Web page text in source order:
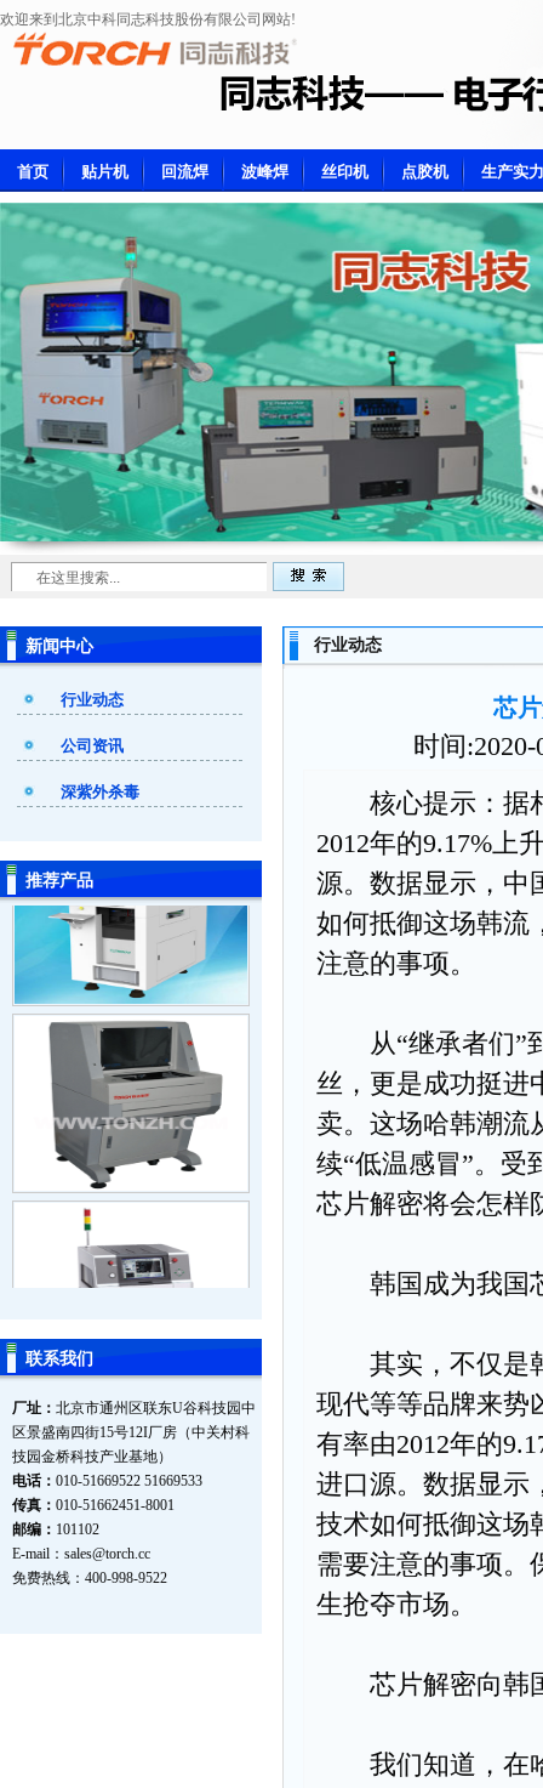
欢迎来到北京中科同志科技股份有限公司网站!
首页 贴片机 回流焊 波峰焊 丝印机 点胶机 生产实力
新闻中心
行业动态
公司资讯
深紫外杀毒
推荐产品
联系我们
厂址： 北京市通州区联东U谷科技园中
区景盛南四街15号12I厂房（中关村科
技园金桥科技产业基地）
电话： 010-51669522 51669533
传真： 010-51662451-8001
邮编： 101102
E-mail： sales@torch.cc
免费热线：400-998-9522
行业动态
芯
时间
核心提示：据相
2012年的9.17%上
源。数据显示，中
如何抵御这场韩流
注意的事项。
从“继承者们”到
丝，更是成功挺进
卖。这场哈韩潮流
续“低温感冒”。受
芯片解密将会怎样
韩国成为我国
其实，不仅是韩
现代等等品牌来势
有率由2012年的
进口源。数据显示
技术如何抵御这场
需要注意的事项。
生抢夺市场。
芯片解密向韩
我们知道，在哈